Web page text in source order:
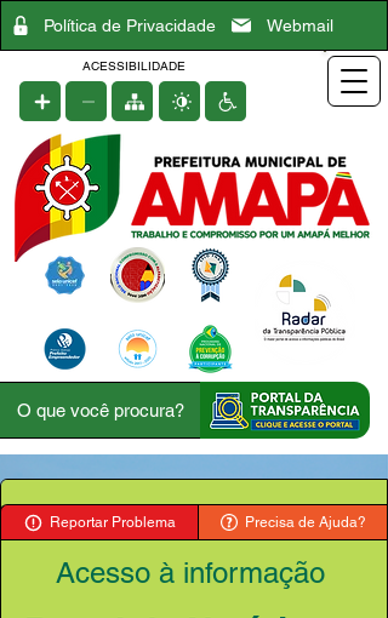
Política de Privacidade Webmail
ACESSIBILIDADE
Reportar Problema Precisa de Ajuda?
Acesso à informação